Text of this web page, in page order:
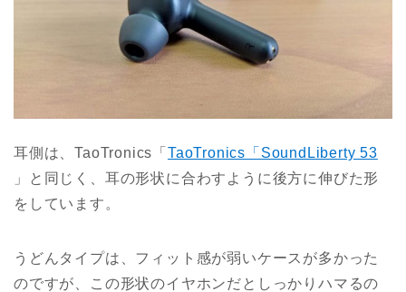
耳側は、TaoTronics「TaoTronics「SoundLiberty 53
」と同じく、耳の形状に合わすように後方に伸びた形
をしています。
うどんタイプは、フィット感が弱いケースが多かった
のですが、この形状のイヤホンだとしっかりハマるの